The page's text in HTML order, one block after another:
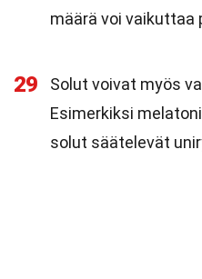
määrä voi vaikuttaa
29
Solut voivat myös
Esimerkiksi
solut säätelevät